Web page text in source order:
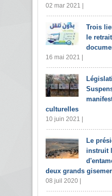
02 mar 2021 |
Trois
le
16 mai 2021 |
culturelles
10 juin 2021 |
Le
instruit
deux grands
08 juil 2020 |